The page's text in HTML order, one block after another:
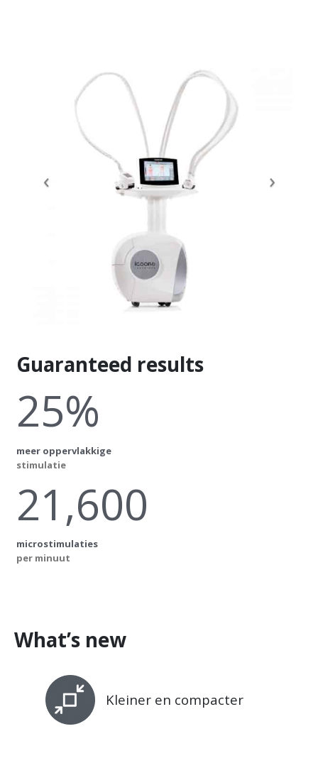
Guaranteed results
25%
meer oppervlakkige
stimulatie
21,600
microstimulaties
per minuut
What’s new
Kleiner en compacter